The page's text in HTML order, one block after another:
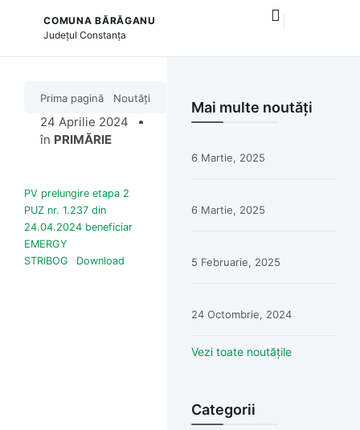
COMUNA BĂRĂGANU
JudețulConstanța
Prima pagină Noutăți
24 Aprilie 2024
în PRIMĂRIE
PV prelungire etapa 2
PUZ nr. 1.237 din
24.04.2024 beneficiar
EMERGY
STRIBOG
Download
Mai multe noutăți
6 Martie, 2025
6 Martie, 2025
5 Februarie, 2025
24 Octombrie, 2024
Vezi toate noutățile
Categorii